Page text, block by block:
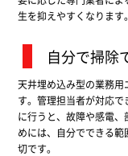
生を抑えやすくなります。
自分で掃除
天井埋め込み型の業務
す。管理担当者が対応
に行うと、故障や感電
めには、自分でできる
切です。